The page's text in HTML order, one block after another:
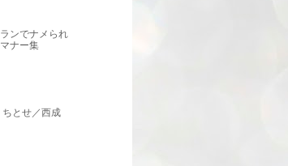
ンでナメられ
ナー集
ちとせ／西成